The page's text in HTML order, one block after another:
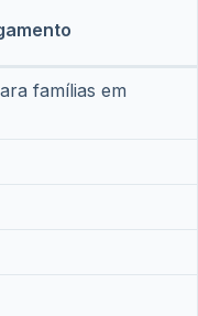
famílias em